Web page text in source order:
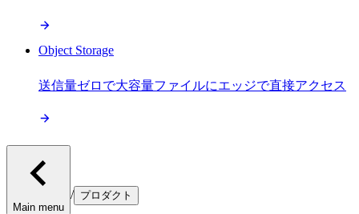
Object Storage
送信量ゼロで大容量ファイルにエッジで直接アクセス
Main menu
/ プロダクト